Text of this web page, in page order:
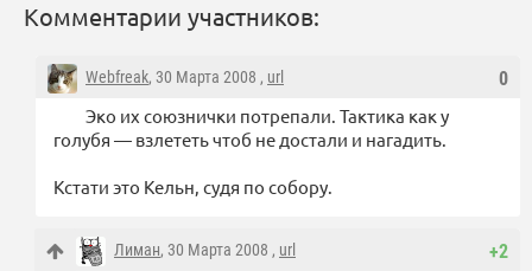
Комментарии участников:
0
Webfreak, 30 Марта 2008 , url
Эко их союзнички потрепали. Тактика как у
голубя — взлететь чтоб не достали и нагадить.
Кстати это Кельн, судя по собору.
+2
Лиман, 30 Марта 2008 , url